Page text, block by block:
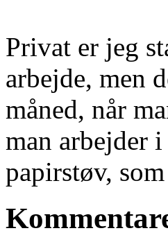
Privat er jeg
arbejde, men
måned, når
man arbejder
papirstøv,